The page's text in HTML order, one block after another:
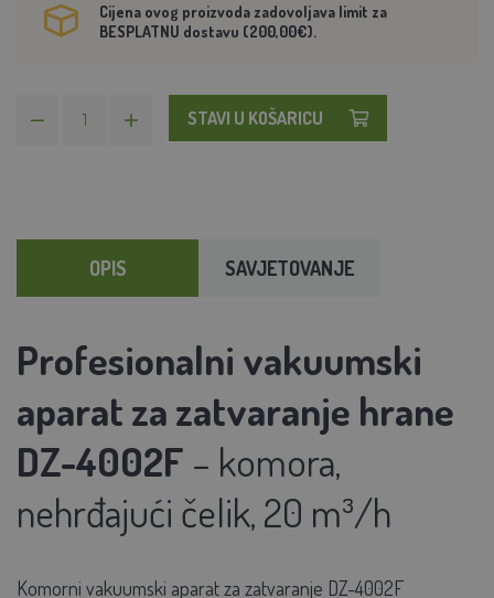
Cijena ovog proizvoda zadovoljava limit za
BESPLATNU dostavu (200,00€).
STAVI U KOŠARICU
OPIS SAVJETOVANJE
Profesionalni vakuumski
aparat za zatvaranje hrane
DZ-4002F – komora,
nehrđajući čelik, 20 m³/h
Komorni vakuumski aparat za zatvaranje DZ-4002F